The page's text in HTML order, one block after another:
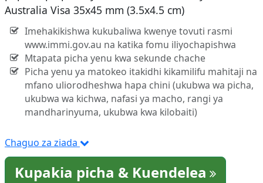
Australia Visa 35x45 mm (3.5x4.5 cm)
Imehakikishwa kukubaliwa kwenye tovuti rasmi
www.immi.gov.au na katika fomu iliyochapishwa
Mtapata picha yenu kwa sekunde chache
Picha yenu ya matokeo itakidhi kikamilifu mahitaji na
mfano uliorodheshwa hapa chini (ukubwa wa picha,
ukubwa wa kichwa, nafasi ya macho, rangi ya
mandharinyuma, ukubwa kwa kilobaiti)
Chaguo za ziada
Kupakia picha & Kuendelea